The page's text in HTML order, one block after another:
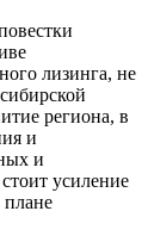
лизинга, не
региона, в
и
и
усиление
плане